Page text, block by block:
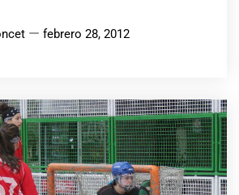
febrero 28, 2012